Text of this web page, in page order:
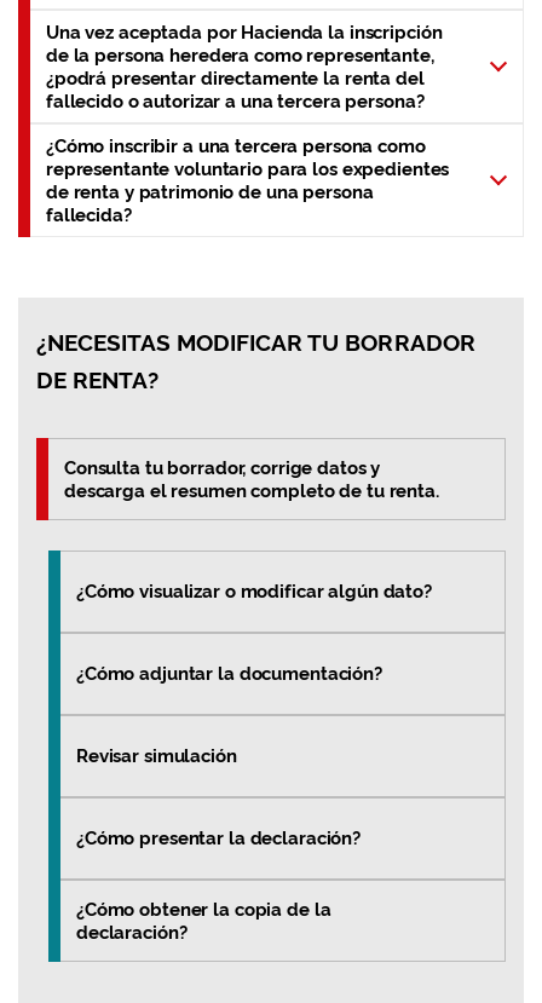
Una vez aceptada por Hacienda la inscripción
de la persona heredera como representante,
¿podrá presentar directamente la renta del
fallecido o autorizar a una tercera persona?
¿Cómo inscribir a una tercera persona como
representante voluntario para los expedientes
de renta y patrimonio de una persona
fallecida?
¿NECESITAS MODIFICAR TU BORRADOR
DE RENTA?
Consulta tu borrador, corrige datos y
descarga el resumen completo de tu renta.
¿Cómo visualizar o modificar algún dato?
¿Cómo adjuntar la documentación?
Revisar simulación
¿Cómo presentar la declaración?
¿Cómo obtener la copia de la
declaración?